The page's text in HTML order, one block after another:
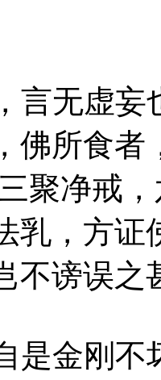
言无虚
佛所食者
聚净戒
乳，方
不谤误之
是金刚